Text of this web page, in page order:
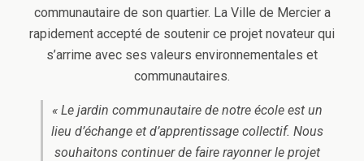
communautaire de son quartier. La Ville de Mercier a
rapidement accepté de soutenir ce projet novateur qui
s’arrime avec ses valeurs environnementales et
communautaires.
« Le jardin communautaire de notre école est un
lieu d’échange et d’apprentissage collectif. Nous
souhaitons continuer de faire rayonner le projet